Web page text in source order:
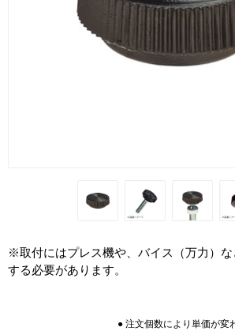
※取付にはプレス機や、バイス（万力）な
する必要があります。
● 注文個数により単価が変